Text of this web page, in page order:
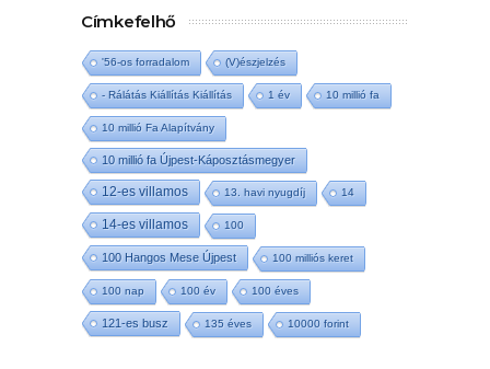
Címkefelhő
'56-os forradalom (V)észjelzés
- Rálátás Kiállítás Kiállítás 1 év 10 millió fa
10 millió Fa Alapítvány
10 millió fa Újpest-Káposztásmegyer
12-es villamos 13. havi nyugdíj 14
14-es villamos 100
100 Hangos Mese Újpest 100 milliós keret
100 nap 100 év 100 éves
121-es busz 135 éves 10000 forint